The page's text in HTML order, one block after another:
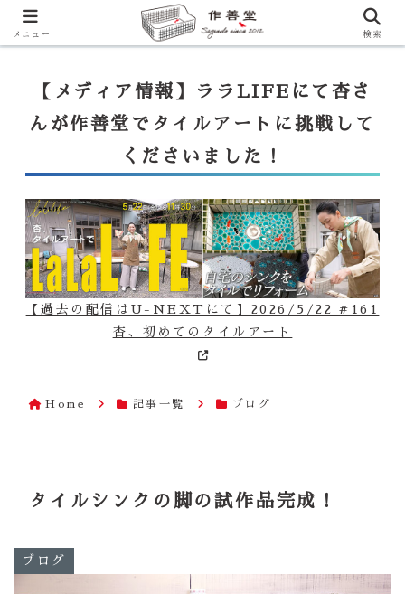
【ララLIFE】特注カウンター付シンク（40万円～）のお問合せはこ
一番下のフォームにご記入ください
【メディア情報】ララLIFEにて杏さ
んが作善堂でタイルアートに挑戦して
くださいました！
【過去の配信はU-NEXTにて】2026/5/22 #161
杏、初めてのタイルアート
Home 記事一覧 ブログ
タイルシンクの脚の試作品完成！
ブログ
メニュー 検索